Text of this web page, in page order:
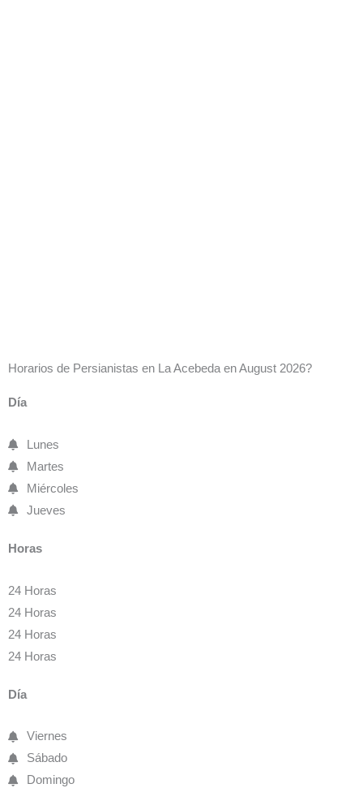
Horarios de Persianistas en La Acebeda en August 2026?
Día
Lunes
Martes
Miércoles
Jueves
Horas
24 Horas
24 Horas
24 Horas
24 Horas
Día
Viernes
Sábado
Domingo